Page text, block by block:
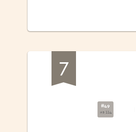
7
#49
из 114